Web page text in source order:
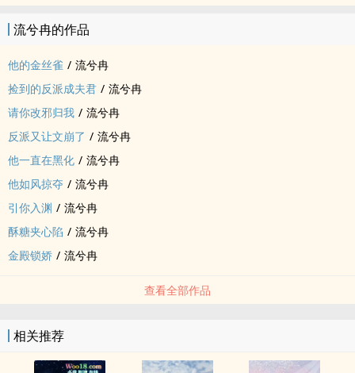
流兮冉的作品
他的金丝雀 / 流兮冉
捡到的反派成夫君 / 流兮冉
请你改邪归我 / 流兮冉
反派又让文崩了 / 流兮冉
他一直在黑化 / 流兮冉
他如风掠夺 / 流兮冉
引你入渊 / 流兮冉
酥糖夹心陷 / 流兮冉
金殿锁娇 / 流兮冉
查看全部作品
相关推荐